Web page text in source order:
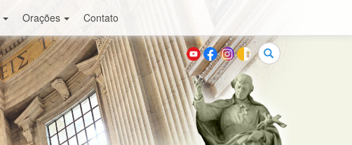
Orações Contato
Buscar